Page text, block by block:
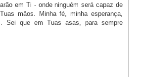
em Ti - onde ninguém será capaz de
mãos. Minha fé, minha esperança,
Sei que em Tuas asas, para sempre